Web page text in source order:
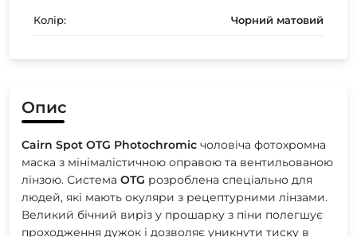
Колір: Чорний матовий
Опис
Cairn Spot OTG Photochromic чоловіча фотохромна
маска з мінімалістичною оправою та вентильованою
лінзою. Система OTG розроблена спеціально для
людей, які мають окуляри з рецептурними лінзами.
Великий бічний виріз у прошарку з піни полегшує
проходження дужок і дозволяє уникнути тиску в